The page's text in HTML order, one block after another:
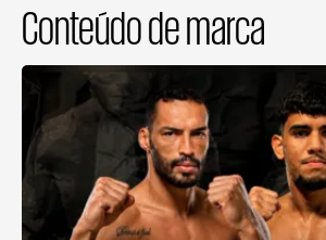
Conteúdo de marca